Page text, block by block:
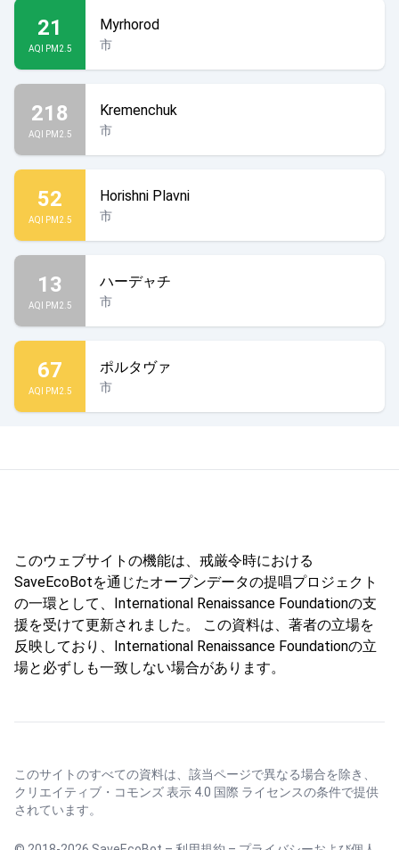
21
AQI PM2.5
Myrhorod
市
218
AQI PM2.5
Kremenchuk
市
52
AQI PM2.5
Horishni Plavni
市
13
AQI PM2.5
ハーデャチ
市
67
AQI PM2.5
ポルタヴァ
市
このウェブサイトの機能は、戒厳令時における
SaveEcoBotを通じたオープンデータの提唱プロジェクト
の一環として、International Renaissance Foundationの支
援を受けて更新されました。 この資料は、著者の立場を
反映しており、International Renaissance Foundationの立
場と必ずしも一致しない場合があります。
このサイトのすべての資料は、該当ページで異なる場合を除き、
クリエイティブ・コモンズ 表示 4.0 国際 ライセンスの条件で提供
されています。